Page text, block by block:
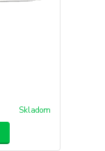
Skladom